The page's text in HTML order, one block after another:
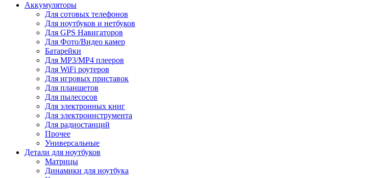
Аккумуляторы
Для сотовых телефонов
Для ноутбуков и нетбуков
Для GPS Навигаторов
Для Фото/Видео камер
Батарейки
Для MP3/MP4 плееров
Для WiFi роутеров
Для игровых приставок
Для планшетов
Для пылесосов
Для электронных книг
Для электроинструмента
Для радиостанций
Прочее
Универсальные
Детали для ноутбуков
Матрицы
Динамики для ноутбука